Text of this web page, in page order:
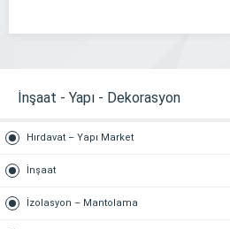
İnşaat - Yapı - Dekorasyon
Hırdavat – Yapı Market
İnşaat
İzolasyon – Mantolama